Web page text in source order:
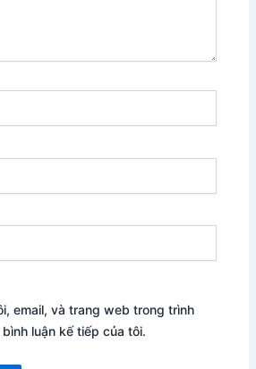
email, và trang web trong trình
luận kế tiếp của tôi.